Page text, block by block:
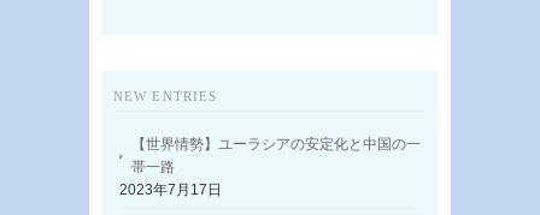
NEW ENTRIES
【世界情勢】ユーラシアの安定化と中国の一
帯一路
2023年7月17日